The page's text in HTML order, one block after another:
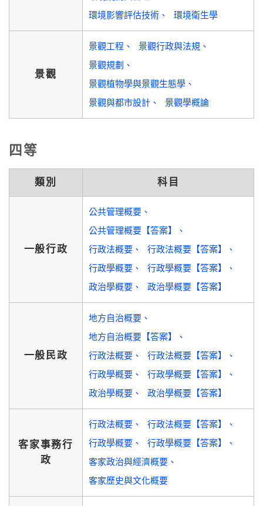
環境影響評估技術
環境衛生學
景觀
景觀工程
景觀行政與法規
景觀規劃
景觀植物學與景觀生態學
景觀與都市設計
景觀學概論
四等
類別 科目
一般行政
公共管理概要
公共管理概要【答案】
行政法概要
行政法概要【答案】
行政學概要
行政學概要【答案】
政治學概要
政治學概要【答案】
一般民政
地方自治概要
地方自治概要【答案】
行政法概要
行政法概要【答案】
行政學概要
行政學概要【答案】
政治學概要
政治學概要【答案】
客家事務行
政
行政法概要
行政法概要【答案】
行政學概要
行政學概要【答案】
客家政治與經濟概要
客家歷史與文化概要